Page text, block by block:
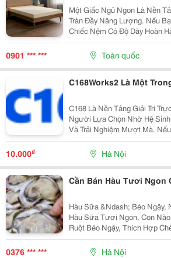
Một Giấc Ngủ Ngon Là Nền
Tràn Đầy Năng Lượng. Nếu
Chiếc Nệm Có Độ Dày Hoàn
Tối Ưu Và Có Độ Bền Lên
Cao Su 15Cm Chính Là
Không Quá Mỏng...
0901 *** *** Toàn quốc
C168Works2 Là Một
C168 Là Nền Tảng Giải Trí
Người Lựa Chọn Nhờ Hệ
Và Trải Nghiệm Mượt Mà.
Sân Chơi Chất Lượng, Đây
10.000₫ Hà Nội
Cần Bán Hàu Tươi Ngon
Hàu Sữa &Ndash; Béo Ngậy,
Hàu Sữa Tươi Ngon, Con
Ruột Béo Ngậy, Thích Hợp
Cho Gia Đình, Quán Ăn Và Nhà Hàng. Hàu
**60K/Kg** Hàu Đại
0376 *** *** Hà Nội